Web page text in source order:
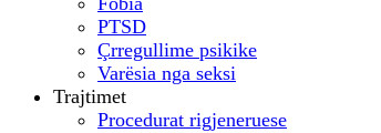
PTSD
Çrregullime psikike
Varësia nga seksi
Trajtimet
Procedurat rigjeneruese